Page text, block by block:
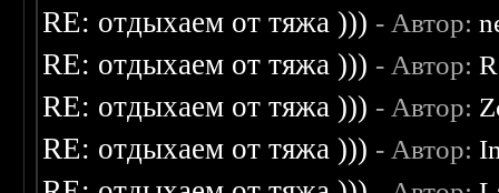
RE: отдыхаем от тяжа ))) - Автор:
RE: отдыхаем от тяжа ))) - Автор:
RE: отдыхаем от тяжа ))) - Автор:
RE: отдыхаем от тяжа ))) - Автор: